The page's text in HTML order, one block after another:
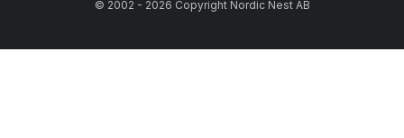
© 2002 - 2026 Copyright Nordic Nest AB